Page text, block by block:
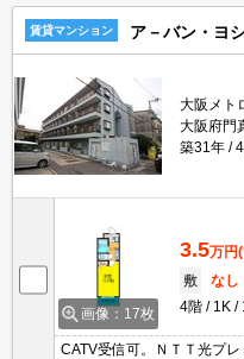
賃貸マンション ア－バン・ヨ
大阪メト
大阪府門
築31年
画像：17枚
3.5万円
敷
なし
4階
1K
CATV受信可。ＮＴＴ光プ